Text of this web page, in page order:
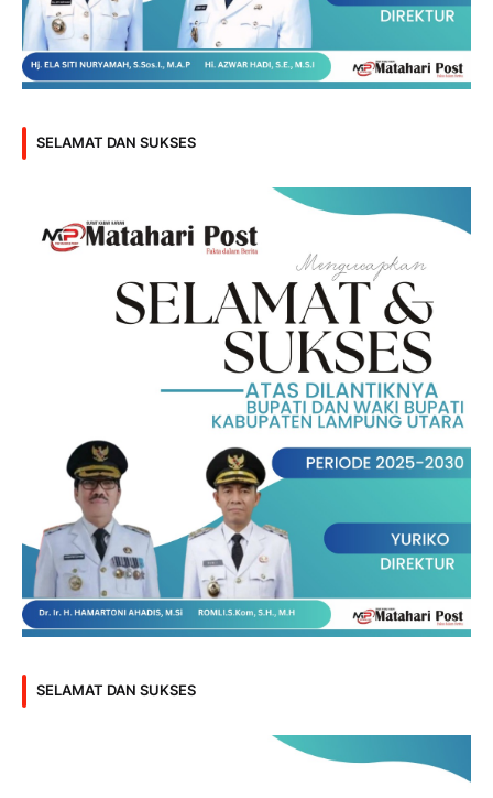
SELAMAT DAN SUKSES
SELAMAT DAN SUKSES